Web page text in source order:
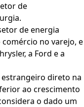
de
de energia
no varejo, e
a Ford e a
direto na
ao crescimento
o dado um